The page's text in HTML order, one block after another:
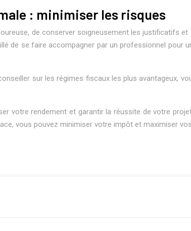
: minimiser les risques
de conserver soigneusement les justificatifs et
de se faire accompagner par un professionnel pour
sur les régimes fiscaux les plus avantageux,
votre rendement et garantir la réussite de votre
vous pouvez minimiser votre impôt et maximiser